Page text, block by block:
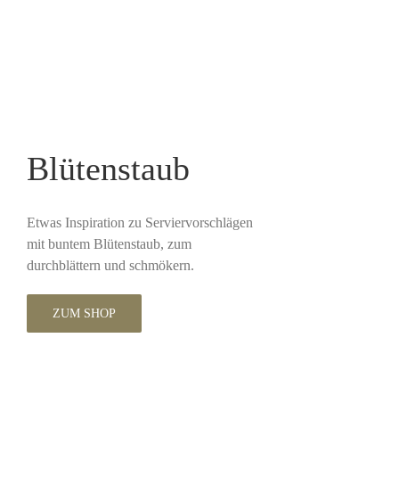
Blütenstaub
Etwas Inspiration zu Serviervorschlägen
mit buntem Blütenstaub, zum
durchblättern und schmökern.
ZUM SHOP